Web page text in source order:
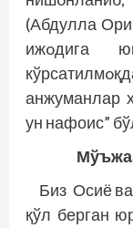
(Абдулла
ижoдига
анжуманлар
ун нафоис”
Биз Осиё
қўл берган